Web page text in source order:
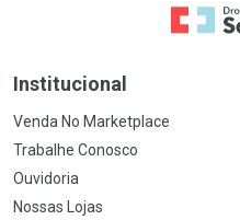
Ir para a
Institucional
Venda No Marketplace
Trabalhe Conosco
Ouvidoria
Nossas Lojas